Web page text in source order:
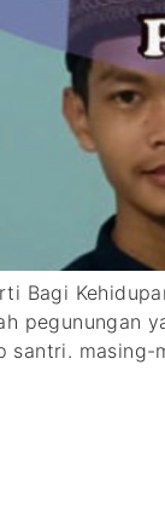
Bagi
pegunungan
santri.